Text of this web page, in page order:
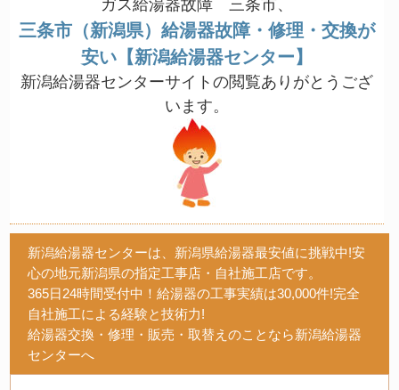
ガス給湯器故障 三条市、
三条市（新潟県）給湯器故障・修理・交換が
安い【新潟給湯器センター】
新潟給湯器センターサイトの閲覧ありがとうござ
います。
新潟給湯器センターは、新潟県給湯器最安値に挑戦中!安
心の地元新潟県の指定工事店・自社施工店です。
365日24時間受付中！給湯器の工事実績は30,000件!完全
自社施工による経験と技術力!
給湯器交換・修理・販売・取替えのことなら新潟給湯器
センターへ